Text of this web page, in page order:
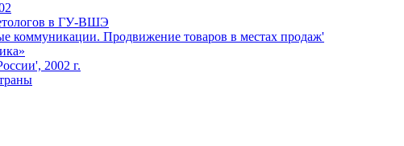
в ГУ-ВШЭ
коммуникации. Продвижение товаров в местах продаж'
2002 г.